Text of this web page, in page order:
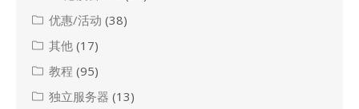
优惠/活动 (38)
其他 (17)
教程 (95)
独立服务器 (13)